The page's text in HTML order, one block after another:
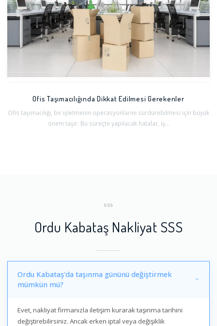
Ofis Taşımacılığında Dikkat Edilmesi Gerekenler
Ofis taşımacılığı, bir işletmenin operasyonlarını sürdürebilmesi için büyük
önem taşır. Bu süreçte yapılacak hatalar, iş...
SSS
Ordu Kabataş Nakliyat SSS
Ordu Kabataş'da taşınma gününü değiştirmek
mümkün mü?
Evet, nakliyat firmanızla iletişim kurarak taşınma tarihini
değiştirebilirsiniz. Ancak erken iptal veya değişiklik